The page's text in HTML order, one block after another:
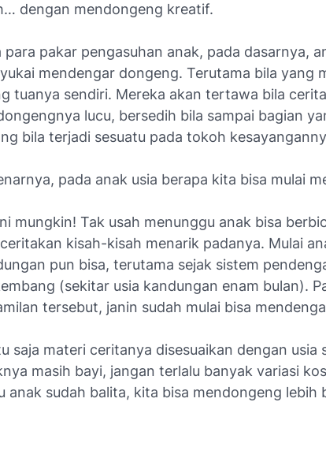
dengan mendongeng kreatif.
para pakar pengasuhan anak, pada dasarnya,
mendengar dongeng. Terutama bila yang
tuanya sendiri. Mereka akan tertawa bila
lucu, bersedih bila sampai bagian
bila terjadi sesuatu pada tokoh
pada anak usia berapa kita bisa mulai
mungkin! Tak usah menunggu anak bisa
kisah-kisah menarik padanya. Mulai
pun bisa, terutama sejak sistem
(sekitar usia kandungan enam bulan).
tersebut, janin sudah mulai bisa
saja materi ceritanya disesuaikan dengan usia
masih bayi, jangan terlalu banyak variasi
anak sudah balita, kita bisa mendongeng lebih